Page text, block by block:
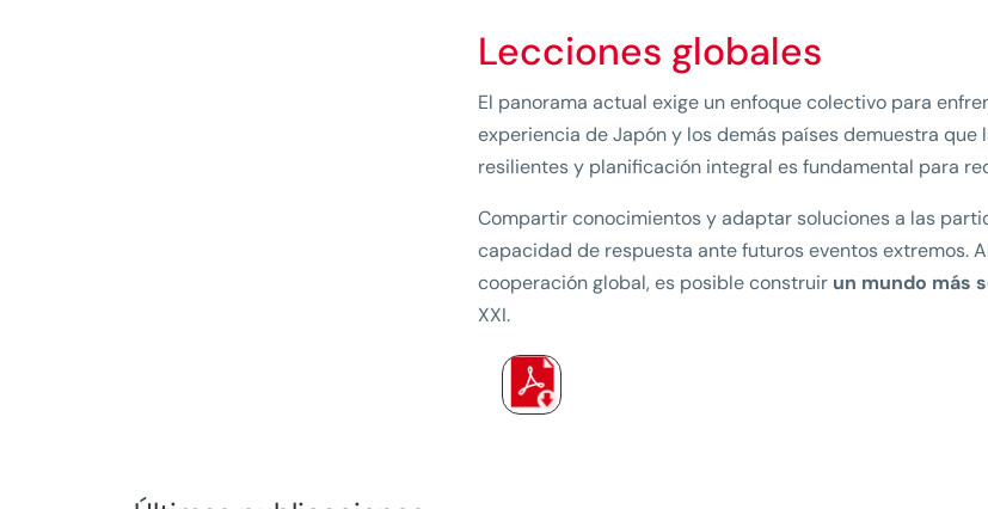
Lecciones globales
El panorama actual exige un enfoque colectivo para
experiencia de Japón y los demás países demuestra
resilientes y planificación integral es fundamental para
Compartir conocimientos y adaptar soluciones a las
capacidad de respuesta ante futuros eventos extremos.
cooperación global, es posible construir un mundo más
XXI.